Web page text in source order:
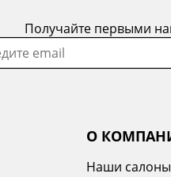
Получайте первыми
О
Наши салоны